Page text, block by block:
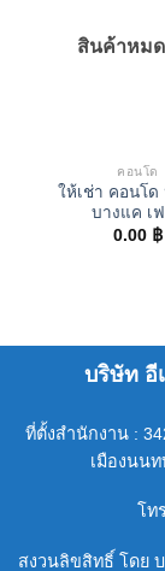
สินค้าหม
คอนโด
ให้เช่า คอนโด
บางแค เ
0.00 ฿
บริษัท อี
ที่ตั้งสำนักงาน :
เมืองนน
โท
สงวนลิขสิทธิ์ โดย